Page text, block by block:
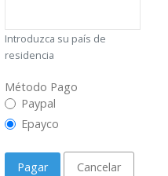
Introduzca su país de
residencia
Método Pago
Método Pago
Paypal
Epayco
Pagar Cancelar